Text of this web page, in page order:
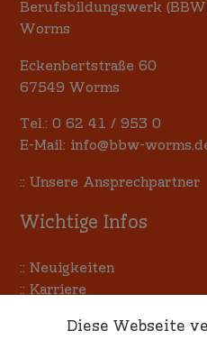
Berufsbildungswerk
Worms
Eckenbertstraße 60
67549 Worms
Tel.:0 62 41 / 953 0
E-Mail: info@bbw-
::Unsere Ansprechpartner
Wichtige Infos
::Neuigkeiten
::Karriere
Allgemeine
Diese Webseite